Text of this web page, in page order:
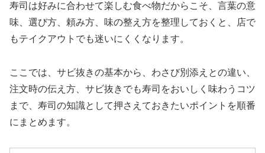
寿司は好みに合わせて楽しむ食べ物だからこそ、言葉の意
味、選び方、頼み方、味の整え方を整理しておくと、店で
もテイクアウトでも迷いにくくなります。
ここでは、サビ抜きの基本から、わさび別添えとの違い、
注文時の伝え方、サビ抜きでも寿司をおいしく味わうコツ
まで、寿司の知識として押さえておきたいポイントを順番
にまとめます。